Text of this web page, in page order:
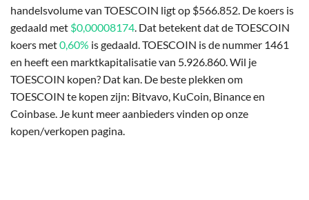
handelsvolume van TOESCOIN ligt op $566.852. De koers is
gedaald met $0,00008174. Dat betekent dat de TOESCOIN
koers met0,60% is gedaald. TOESCOIN is de nummer 1461
en heeft een marktkapitalisatie van 5.926.860. Wil je
TOESCOIN kopen? Dat kan. De beste plekken om
TOESCOIN te kopen zijn: Bitvavo, KuCoin, Binance en
Coinbase. Je kunt meer aanbieders vinden op onze
kopen/verkopen pagina.